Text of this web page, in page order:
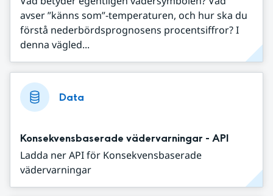
avser ”känns som”-temperaturen, och hur ska du
förstå nederbördsprognosens procentsiffror? I
denna vägled...
Data
Konsekvensbaserade vädervarningar - API
Ladda ner API för Konsekvensbaserade
vädervarningar